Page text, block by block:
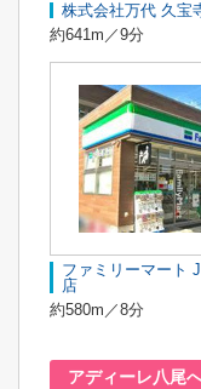
株式会社万代 久宝
約641m／9分
ファミリーマート
店
約580m／8分
アディーレ八尾